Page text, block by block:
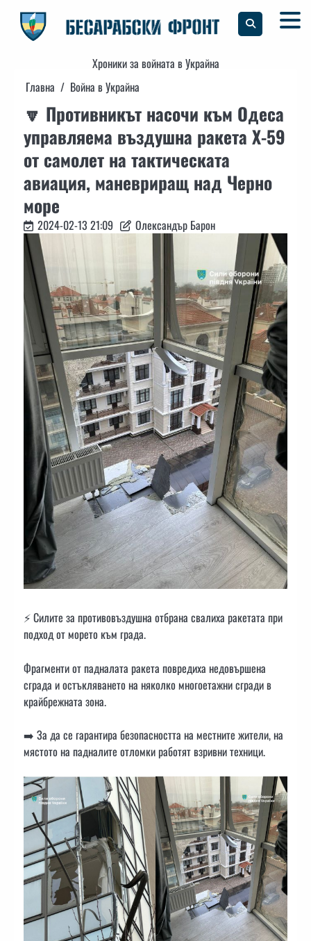
content
Хроники за войната в Украйна
Главна
Война в Украйна
🔽 Противникът насочи към Одеса
управляема въздушна ракета Х-59
от самолет на тактическата
авиация, маневриращ над Черно
море
2024-02-13 21:09 Олександър Барон
⚡️ Силите за противовъздушна отбрана свалиха ракетата при
подход от морето към града.
Фрагменти от падналата ракета повредиха недовършена
сграда и остъкляването на няколко многоетажни сгради в
крайбрежната зона.
➡️ За да се гарантира безопасността на местните жители, на
мястото на падналите отломки работят взривни техници.